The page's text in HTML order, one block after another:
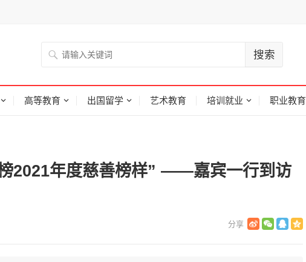
高等教育 出国留学 艺术教育 培训就业 职业教育
2021年度慈善榜样” ——嘉宾一行到访